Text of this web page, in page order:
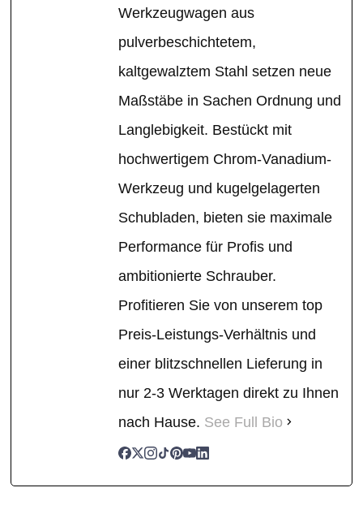
Werkzeugwagen aus
pulverbeschichtetem,
kaltgewalztem Stahl setzen neue
Maßstäbe in Sachen Ordnung und
Langlebigkeit. Bestückt mit
hochwertigem Chrom-Vanadium-
Werkzeug und kugelgelagerten
Schubladen, bieten sie maximale
Performance für Profis und
ambitionierte Schrauber.
Profitieren Sie von unserem top
Preis-Leistungs-Verhältnis und
einer blitzschnellen Lieferung in
nur 2-3 Werktagen direkt zu Ihnen
nach Hause. See Full Bio